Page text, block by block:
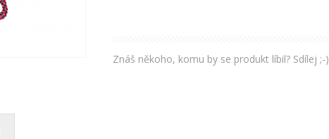
Znáš někoho, komu by se produkt líbil? Sdílej ;-)